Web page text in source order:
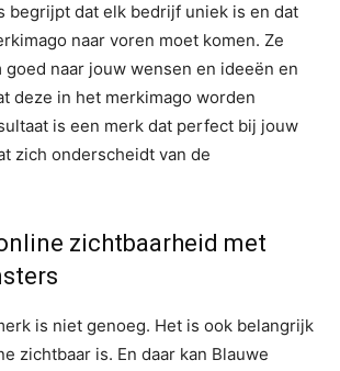
begrijpt dat elk bedrijf uniek is en dat
naar voren moet komen. Ze
goed naar jouw wensen en ideeën en
deze in het merkimago worden
is een merk dat perfect bij jouw
zich onderscheidt van de
zichtbaarheid met
is niet genoeg. Het is ook belangrijk
zichtbaar is. En daar kan Blauwe